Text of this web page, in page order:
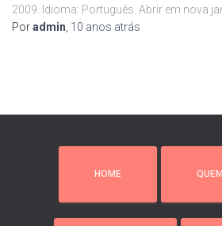
2009. Idioma: Português. Abrir em nova
Poradmin 10 anos atrás
HOME